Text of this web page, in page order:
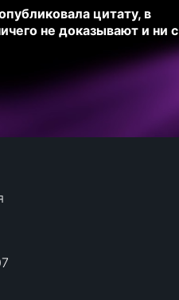
цитату, в
не доказывают и ни с